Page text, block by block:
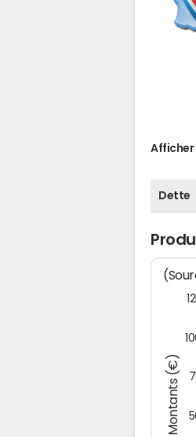
Afficher
Dette
Montants (€)